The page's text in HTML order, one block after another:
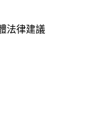
法律建議